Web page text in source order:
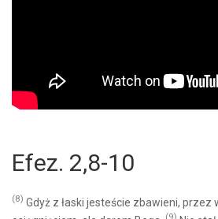
Efez. 2,8-10
(8) Gdyż z łaski jesteście zbawieni, przez
(9)